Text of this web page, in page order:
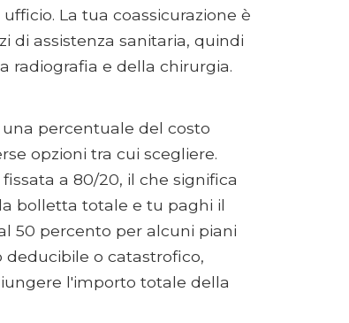
La tua coassicurazione è
di assistenza sanitaria, quindi
radiografia e della chirurgia.
percentuale del costo
opzioni tra cui scegliere.
a 80/20, il che significa
bolletta totale e tu paghi il
50 percento per alcuni piani
deducibile o catastrofico,
l'importo totale della